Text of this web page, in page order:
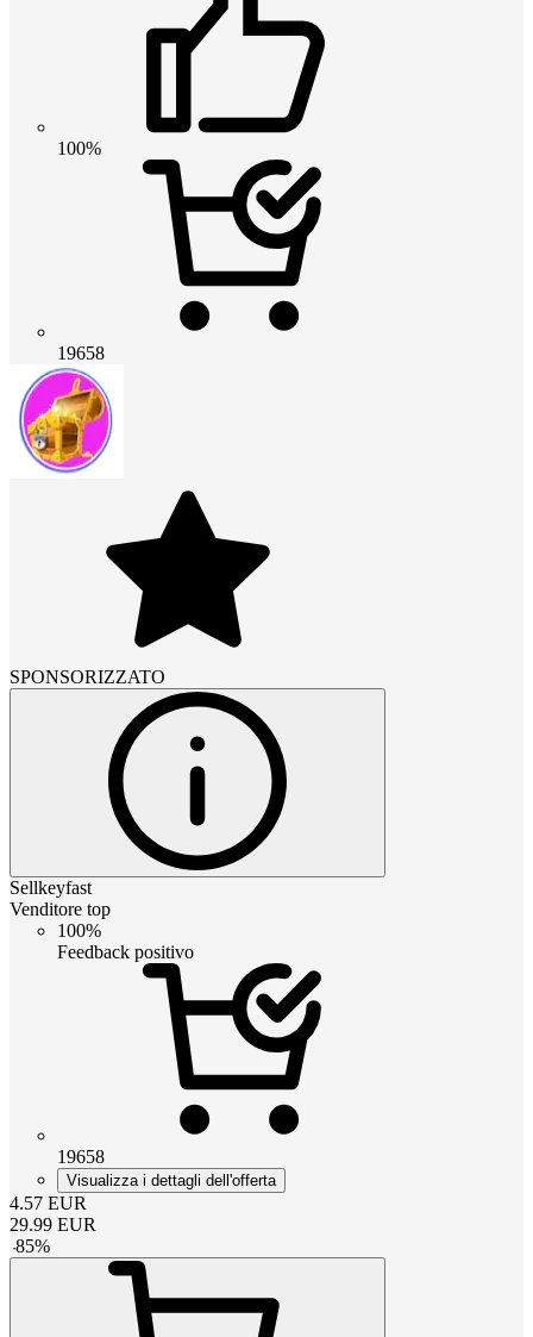
100%
19658
SPONSORIZZATO
Sellkeyfast
Venditore top
100%
Feedback positivo
19658
Visualizza i dettagli dell'offerta
4.57 EUR
29.99 EUR
-85%